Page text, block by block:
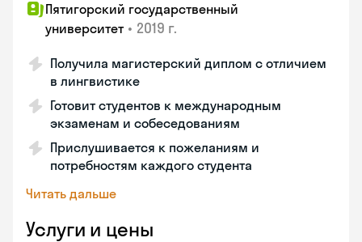
Пятигорский государственный
университет • 2019 г.
Получила магистерский диплом с отличием
в лингвистике
Готовит студентов к международным
экзаменам и собеседованиям
Прислушивается к пожеланиям и
потребностям каждого студента
Читать дальше
Услуги и цены